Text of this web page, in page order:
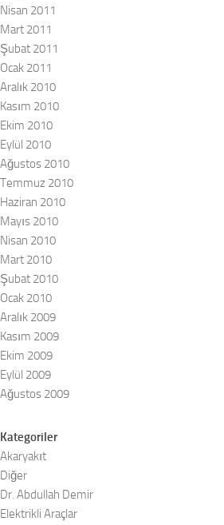
Nisan 2011
Mart 2011
Şubat 2011
Ocak 2011
Aralık 2010
Kasım 2010
Ekim 2010
Eylül 2010
Ağustos 2010
Temmuz 2010
Haziran 2010
Mayıs 2010
Nisan 2010
Mart 2010
Şubat 2010
Ocak 2010
Aralık 2009
Kasım 2009
Ekim 2009
Eylül 2009
Ağustos 2009
Kategoriler
Akaryakıt
Diğer
Dr. Abdullah Demir
Elektrikli Araçlar